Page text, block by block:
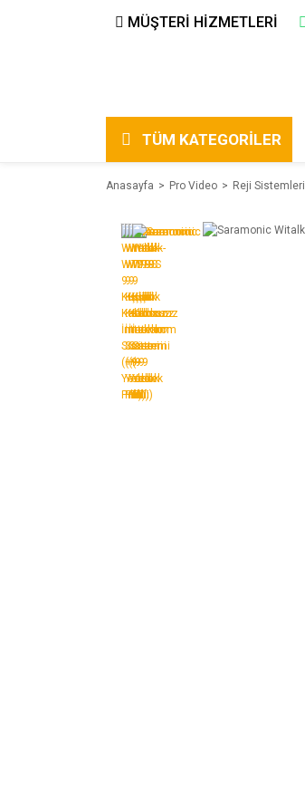
MÜŞTERİ HİZMETLERİ
TÜM KATEGORİLER
Anasayfa Pro Video Reji Sistemleri